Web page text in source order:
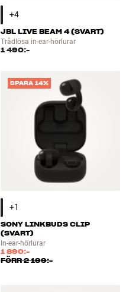
JBL LIVE BEAM 4 (SVART)
Trådlösa in-ear-hörlurar
1 490:-
SPARA 14%
SONY LINKBUDS CLIP
(SVART)
In-ear-hörlurar
1 890:-
FÖRR2 199:-